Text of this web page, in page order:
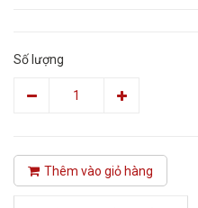
Số lượng
Thêm vào giỏ hàng